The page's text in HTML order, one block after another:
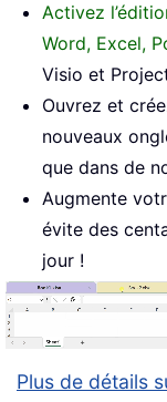
Activez
Word, Excel,
Visio et
Ouvrez et
nouveaux
que dans de
Augmente
évite des
jour !
Plus de détails